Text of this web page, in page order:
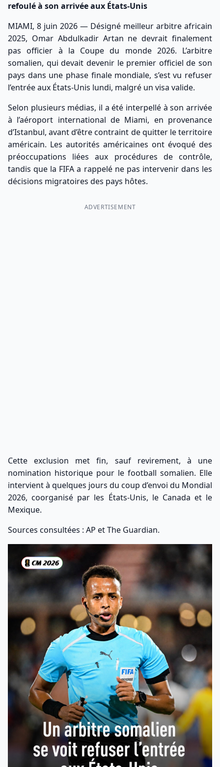
refoulé à son arrivée aux États-Unis
MIAMI, 8 juin 2026 — Désigné meilleur arbitre africain
2025, Omar Abdulkadir Artan ne devrait finalement
pas officier à la Coupe du monde 2026. L’arbitre
somalien, qui devait devenir le premier officiel de son
pays dans une phase finale mondiale, s’est vu refuser
l’entrée aux États-Unis lundi, malgré un visa valide.
Selon plusieurs médias, il a été interpellé à son arrivée
à l’aéroport international de Miami, en provenance
d’Istanbul, avant d’être contraint de quitter le territoire
américain. Les autorités américaines ont évoqué des
préoccupations liées aux procédures de contrôle,
tandis que la FIFA a rappelé ne pas intervenir dans les
décisions migratoires des pays hôtes.
ADVERTISEMENT
Cette exclusion met fin, sauf revirement, à une
nomination historique pour le football somalien. Elle
intervient à quelques jours du coup d’envoi du Mondial
2026, coorganisé par les États-Unis, le Canada et le
Mexique.
Sources consultées : AP et The Guardian.